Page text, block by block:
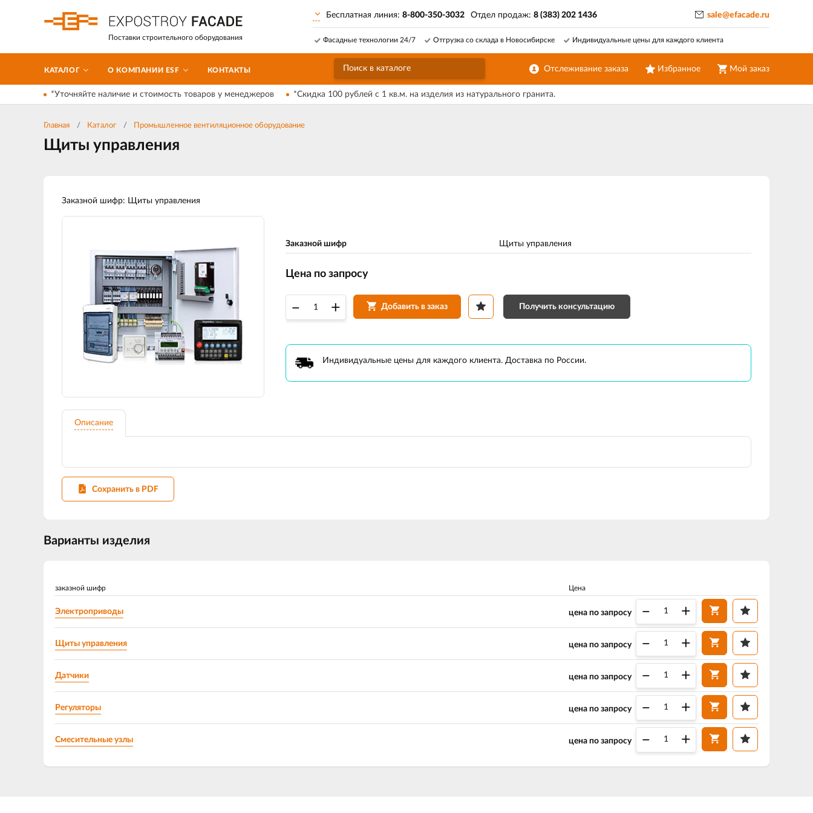
Поставки строительного оборудования
Бесплатная линия: 8-800-350-3032 Отдел продаж: 8 (383) 202 1436
Отслеживание заказа Избранное Мой заказ
Фасадные технологии 24/7 Отгрузка со склада в Новосибирске Индивидуальные цены для каждого клиента
КАТАЛОГ О КОМПАНИИ ESF КОНТАКТЫ
sale@efacade.ru
*Уточняйте наличие и стоимость товаров у менеджеров *Скидка 100 рублей с 1 кв.м. на изделия из натурального гранита.
Главная Каталог Промышленное вентиляционное оборудование
Щиты управления
Заказной шифр: Щиты управления
Заказной шифр Щиты управления
Цена по запросу
– + Добавить в заказ Получить консультацию
Индивидуальные цены для каждого клиента. Доставка по России.
Описание
Сохранить в PDF
Варианты изделия
заказной шифр Цена
Электроприводы цена по запросу – +
Щиты управления цена по запросу – +
Датчики цена по запросу – +
Регуляторы цена по запросу – +
Смесительные узлы цена по запросу – +